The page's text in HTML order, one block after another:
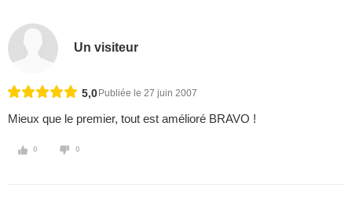
Un visiteur
5,0 Publiée le 27 juin 2007
Mieux que le premier, tout est amélioré BRAVO !
0 0